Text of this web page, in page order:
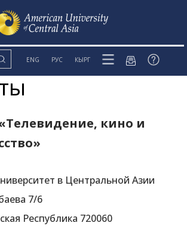
ENG РУС КЫРГ
кино и
в Центральной Азии
7/6
Республика 720060